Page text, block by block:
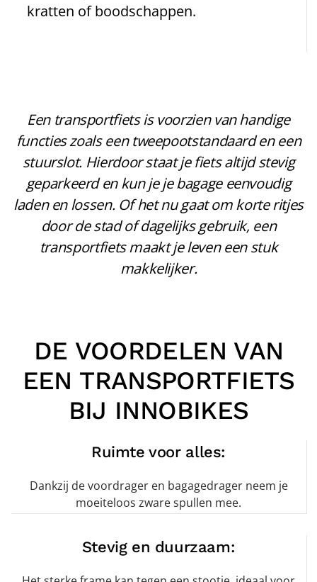
kratten of boodschappen.
Een transportfiets is voorzien van handige
functies zoals een tweepootstandaard en een
stuurslot. Hierdoor staat je fiets altijd stevig
geparkeerd en kun je je bagage eenvoudig
laden en lossen. Of het nu gaat om korte ritjes
door de stad of dagelijks gebruik, een
transportfiets maakt je leven een stuk
makkelijker.
DE VOORDELEN VAN
EEN TRANSPORTFIETS
BIJ INNOBIKES
Ruimte voor alles:
Dankzij de voordrager en bagagedrager neem je
moeiteloos zware spullen mee.
Stevig en duurzaam: